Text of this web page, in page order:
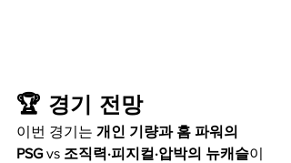
🏆 경기 전망
이번 경기는 개인 기량과 홈 파워의
PSG vs 조직력·피지컬·압박의 뉴캐슬이